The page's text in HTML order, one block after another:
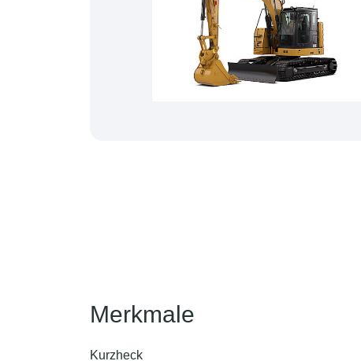
Merkmale
Kurzheck